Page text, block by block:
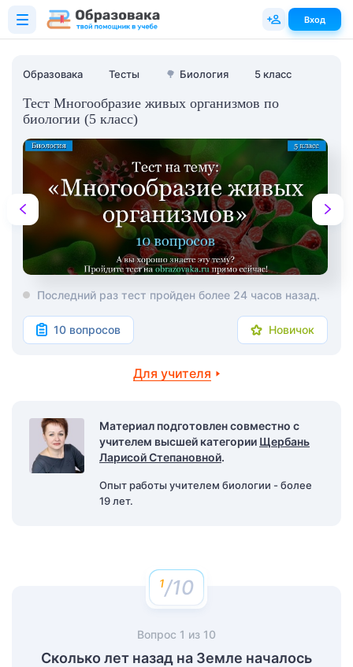
Образовака Тесты 🌳 Биология 5 класс
Тест Многообразие живых организмов по
биологии (5 класс)
Последний раз тест пройден более 24 часов назад.
10 вопросов Новичок
Для учителя
Материал подготовлен совместно с
учителем высшей категории Щербань
Ларисой Степановной.
Опыт работы учителем биологии - более
19 лет.
/10
Вопрос 1 из 10
Сколько лет назад на Земле началось
Вход